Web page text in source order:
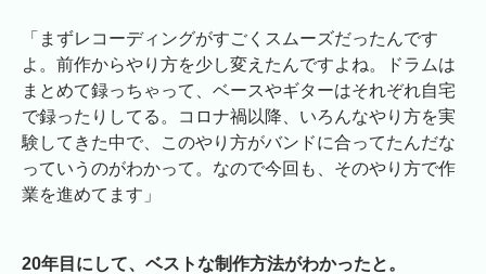
「まずレコーディングがすごくスムーズだったんです
よ。前作からやり方を少し変えたんですよね。ドラムは
まとめて録っちゃって、ベースやギターはそれぞれ自宅
で録ったりしてる。コロナ禍以降、いろんなやり方を実
験してきた中で、このやり方がバンドに合ってたんだな
っていうのがわかって。なので今回も、そのやり方で作
業を進めてます」
20年目にして、ベストな制作方法がわかったと。